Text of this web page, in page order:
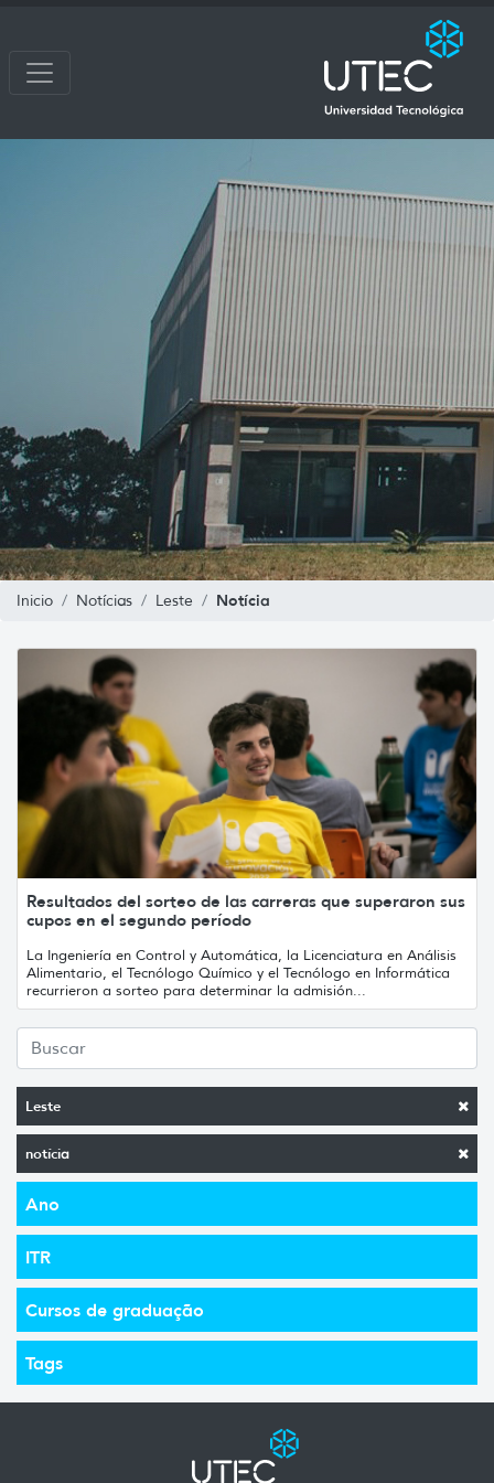
Inicio Notícias Leste Notícia
Leste
notícia
Ano
ITR
Cursos de graduação
Tags
Resultados del sorteo de las carreras que superaron sus
cupos en el segundo período
La Ingeniería en Control y Automática, la Licenciatura en Análisis
Alimentario, el Tecnólogo Químico y el Tecnólogo en Informática
recurrieron a sorteo para determinar la admisión...